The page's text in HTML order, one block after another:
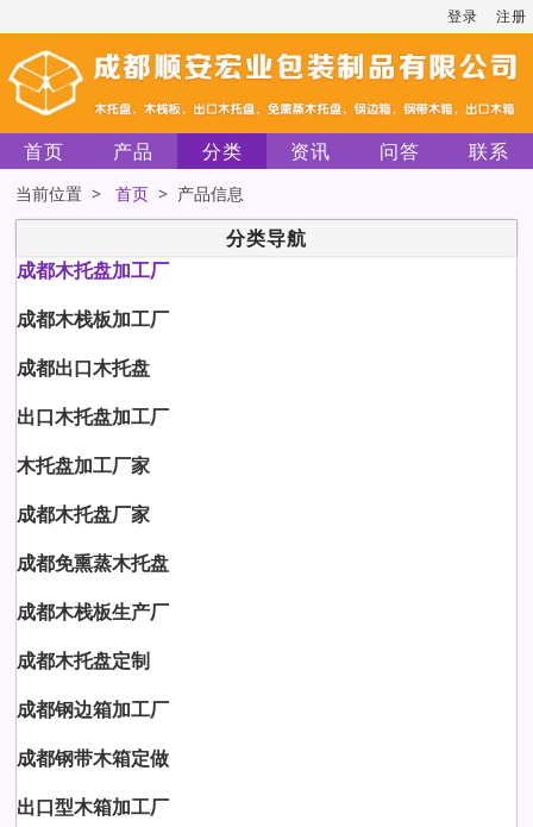
登录 注册
首页 产品 分类 资讯 问答 联系
当前位置 >首页 > 产品信息
分类导航
成都木托盘加工厂
成都木栈板加工厂
成都出口木托盘
出口木托盘加工厂
木托盘加工厂家
成都木托盘厂家
成都免熏蒸木托盘
成都木栈板生产厂
成都木托盘定制
成都钢边箱加工厂
成都钢带木箱定做
出口型木箱加工厂